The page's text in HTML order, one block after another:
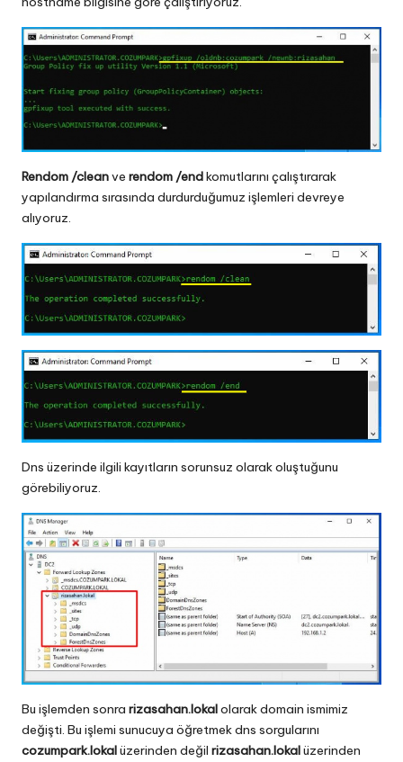
Rendom /cleanve rendom /endkomutlarını çalıştırarak
yapılandırma sırasında durdurduğumuz işlemleri devreye
alıyoruz.
Dns üzerinde ilgili kayıtların sorunsuz olarak oluştuğunu
görebiliyoruz.
Bu işlemden sonra rizasahan.lokalolarak domain ismimiz
değişti. Bu işlemi sunucuya öğretmek dns sorgularını
cozumpark.lokalüzerinden değil rizasahan.lokalüzerinden